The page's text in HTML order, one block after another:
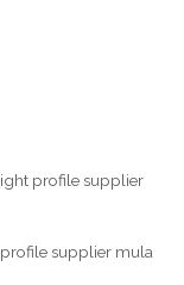
profile supplier
supplier mula